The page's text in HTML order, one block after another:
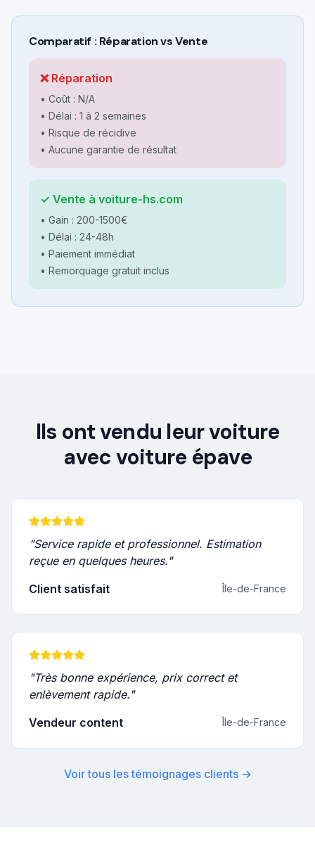
Comparatif : Réparation vs Vente
❌ Réparation
• Coût : N/A
• Délai : 1 à 2 semaines
• Risque de récidive
• Aucune garantie de résultat
✓ Vente à voiture-hs.com
• Gain : 200-1500€
• Délai : 24-48h
• Paiement immédiat
• Remorquage gratuit inclus
Ils ont vendu leur voiture
avec voiture épave
"Service rapide et professionnel. Estimation
reçue en quelques heures."
Client satisfait
Île-de-France
"Très bonne expérience, prix correct et
enlèvement rapide."
Vendeur content
Île-de-France
Voir tous les témoignages clients →